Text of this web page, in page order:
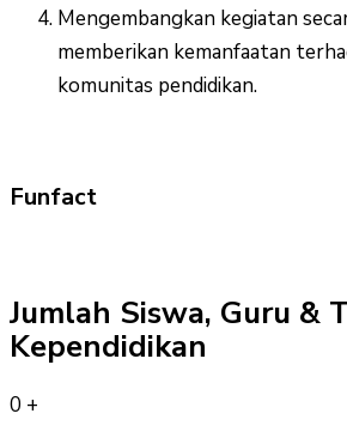
Mengembangkan kegiatan
memberikan kemanfaatan
komunitas pendidikan.
Funfact
Jumlah Siswa, Guru &
Kependidikan
0 +